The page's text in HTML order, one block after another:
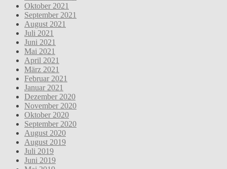
Oktober 2021
September 2021
August 2021
Juli 2021
Juni 2021
Mai 2021
April 2021
März 2021
Februar 2021
Januar 2021
Dezember 2020
November 2020
Oktober 2020
September 2020
August 2020
August 2019
Juli 2019
Juni 2019